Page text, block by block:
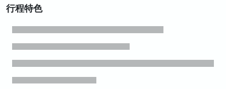
行程特色